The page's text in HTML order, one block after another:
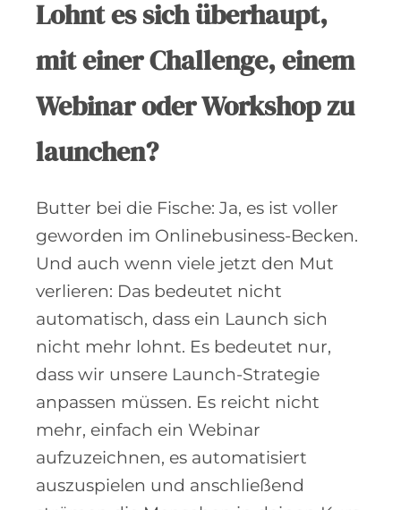
Lohnt es sich überhaupt,
mit einer Challenge, einem
Webinar oder Workshop zu
launchen?
Butter bei die Fische: Ja, es ist voller
geworden im Onlinebusiness-Becken.
Und auch wenn viele jetzt den Mut
verlieren: Das bedeutet nicht
automatisch, dass ein Launch sich
nicht mehr lohnt. Es bedeutet nur,
dass wir unsere Launch-Strategie
anpassen müssen. Es reicht nicht
mehr, einfach ein Webinar
aufzuzeichnen, es automatisiert
auszuspielen und anschließend